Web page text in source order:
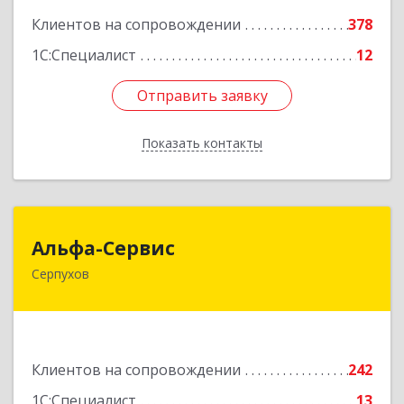
Клиентов на сопровождении
378
1С:Специалист
12
Отправить заявку
Показать контакты
Отправить заявку
Назад
Альфа-Сервис
Серпухов
Клиентов на сопровождении
242